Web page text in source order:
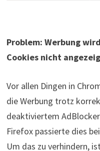
Problem: Werbung
Cookies nicht
Vor allen Dingen in
die Werbung trotz
deaktiviertem
Firefox passierte dies
Um das zu verhindern,